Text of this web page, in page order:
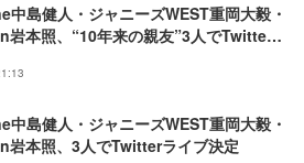
中島健人・ジャニーズWEST重岡大毅・
岩本照、“10年来の親友”3人でTwitter
中島健人・ジャニーズWEST重岡大毅・
岩本照、3人でTwitterライブ決定